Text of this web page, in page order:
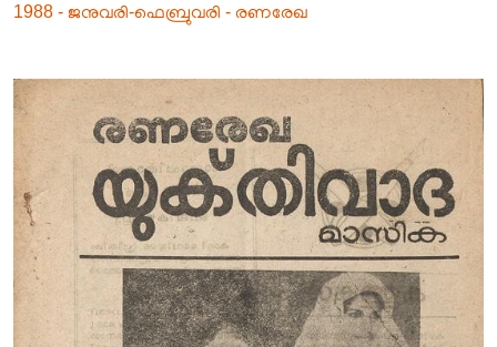
1988 - ജനുവരി-ഫെബ്രുവരി - രണരേഖ